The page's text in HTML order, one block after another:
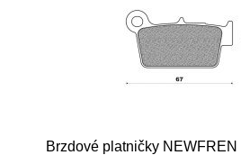
Brzdové platničky